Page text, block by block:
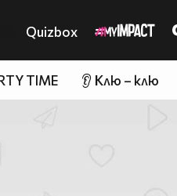
Quizbox
TIME 👂 Клю – клю